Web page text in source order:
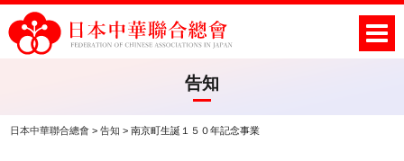
告知
日本中華聯合總會 >告知 >南京町生誕１５０年記念事業